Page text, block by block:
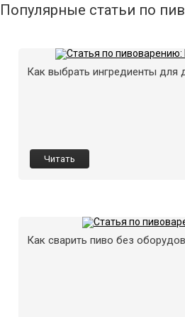
Популярные статьи по
Как выбрать ингредиенты для
Читать
Как сварить пиво без